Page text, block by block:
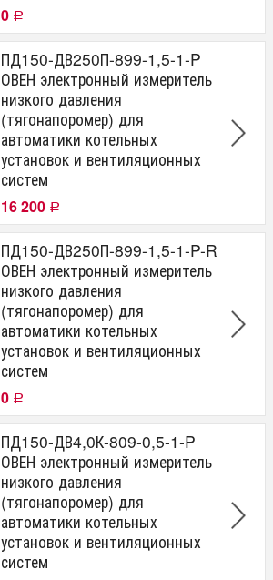
0 Р
ПД150-ДВ250П-899-1,5-1-P
ОВЕН электронный измеритель
низкого давления
(тягонапоромер) для
автоматики котельных
установок и вентиляционных
систем
16 200 Р
ПД150-ДВ250П-899-1,5-1-P-R
ОВЕН электронный измеритель
низкого давления
(тягонапоромер) для
автоматики котельных
установок и вентиляционных
систем
0 Р
ПД150-ДВ4,0К-809-0,5-1-P
ОВЕН электронный измеритель
низкого давления
(тягонапоромер) для
автоматики котельных
установок и вентиляционных
систем